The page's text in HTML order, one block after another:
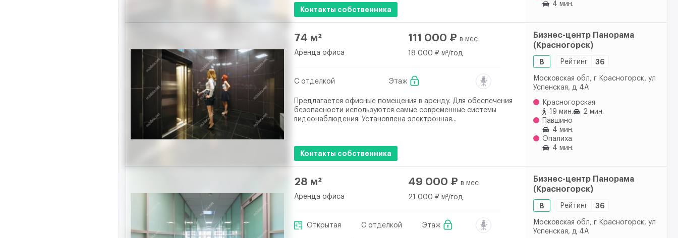
Контакты собственника
4 мин.
74 м²
Аренда офиса
111 000 ₽ в мес
18 000 ₽ м²/год
С отделкой Этаж
Предлагается офисные помещения в аренду. Для обеспечения
безопасности используются самые современные системы
видеонаблюдения. Установлена электронная...
Контакты собственника
Бизнес-центр Панорама
(Красногорск)
B Рейтинг 36
Московская обл, г Красногорск, ул
Успенская, д 4А
Красногорская
19 мин.
2 мин.
Павшино
4 мин.
Опалиха
4 мин.
28 м²
Аренда офиса
49 000 ₽ в мес
21 000 ₽ м²/год
Открытая С отделкой Этаж
Бизнес-центр Панорама
(Красногорск)
B Рейтинг 36
Московская обл, г Красногорск, ул
Успенская, д 4А